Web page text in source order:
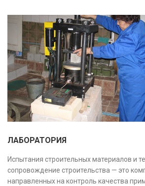
ЛАБОРАТОРИЯ
Испытания строительных материалов и
сопровождение строительства — это
направленных на контроль качества